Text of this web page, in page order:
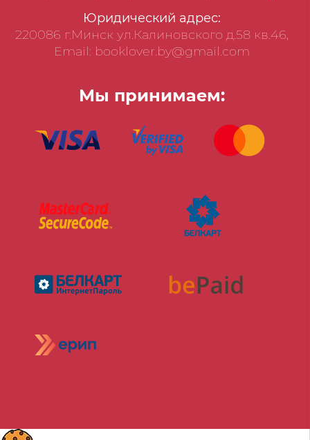
Юридический адрес:
220086 г.Минск ул.Калиновского д.58 кв.46,
Email: booklover.by@gmail.com
Мы принимаем: